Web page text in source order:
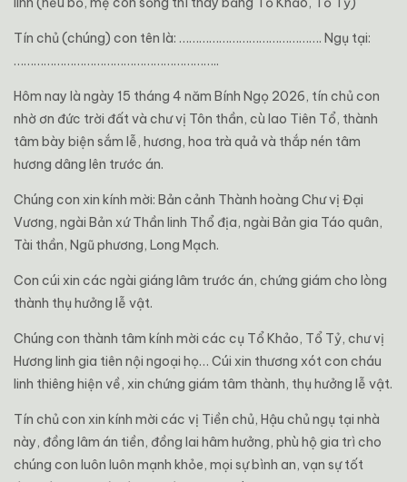
Tín chủ (chúng) con tên là: ……………………………………. Ngụ tại:
……………………………………………………..
Hôm nay là ngày 15 tháng 4 năm Bính Ngọ 2026, tín chủ con
nhờ ơn đức trời đất và chư vị Tôn thần, cù lao Tiên Tổ, thành
tâm bày biện sắm lễ, hương, hoa trà quả và thắp nén tâm
hương dâng lên trước án.
Chúng con xin kính mời: Bản cảnh Thành hoàng Chư vị Đại
Vương, ngài Bản xứ Thần linh Thổ địa, ngài Bản gia Táo quân,
Tài thần, Ngũ phương, Long Mạch.
Con cúi xin các ngài giáng lâm trước án, chứng giám cho lòng
thành thụ hưởng lễ vật.
Chúng con thành tâm kính mời các cụ Tổ Khảo, Tổ Tỷ, chư vị
Hương linh gia tiên nội ngoại họ… Cúi xin thương xót con cháu
linh thiêng hiện về, xin chứng giám tâm thành, thụ hưởng lễ vật.
Tín chủ con xin kính mời các vị Tiền chủ, Hậu chủ ngụ tại nhà
này, đồng lâm án tiền, đồng lai hâm hưởng, phù hộ gia trì cho
chúng con luôn luôn mạnh khỏe, mọi sự bình an, vạn sự tốt